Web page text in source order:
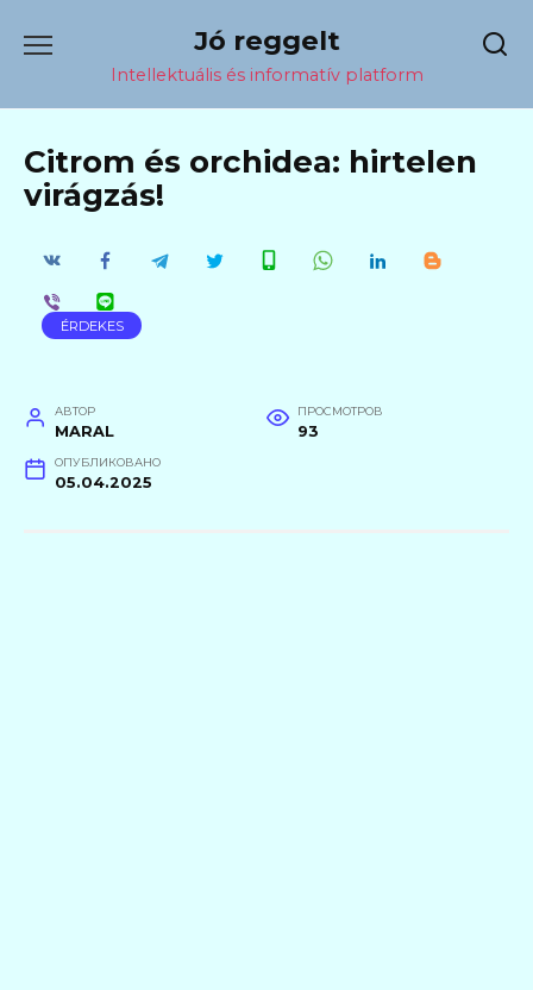
содержанию
Jó reggelt
Intellektuális és informatív platform
Citrom és orchidea: hirtelen
virágzás!
ÉRDEKES
АВТОР
MARAL
ПРОСМОТРОВ
93
ОПУБЛИКОВАНО
05.04.2025